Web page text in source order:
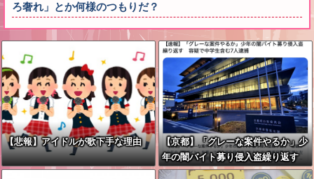
ろ奢れ」とか何様のつもりだ？
【悲報】アイドルが歌下手な理由
【京都】「グレーな案件やるか」少
年の闇バイト募り侵入盗繰り返す
容疑で中学生2人含む7人逮捕